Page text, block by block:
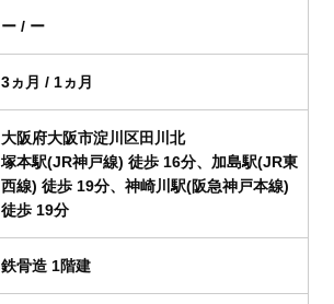
ー / ー
3ヵ月 / 1ヵ月
大阪府大阪市淀川区田川北
塚本駅(JR神戸線) 徒歩 16分、加島駅(JR東
西線) 徒歩 19分、神崎川駅(阪急神戸本線)
徒歩 19分
鉄骨造 1階建